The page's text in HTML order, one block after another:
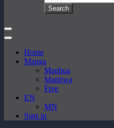
Home
Manga
Manhua
Manhwa
Free
EN
MN
Sign in